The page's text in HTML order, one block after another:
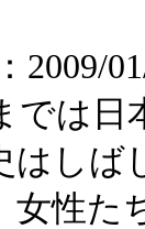
：2009/
では
はしば
女性た